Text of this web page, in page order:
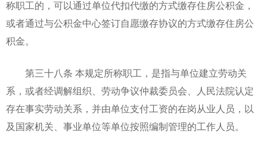
称职工的，可以通过单位代扣代缴的方式缴存住房公积金，
或者通过与公积金中心签订自愿缴存协议的方式缴存住房公
积金。
第三十八条 本规定所称职工，是指与单位建立劳动关
系，或者经调解组织、劳动争议仲裁委员会、人民法院认定
存在事实劳动关系，并由单位支付工资的在岗从业人员，以
及国家机关、事业单位等单位按照编制管理的工作人员。